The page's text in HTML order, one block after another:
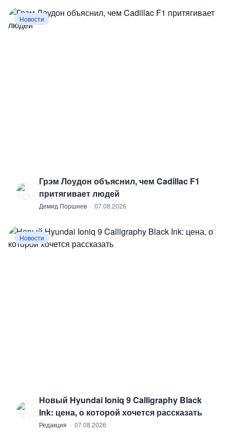
Новости
Д
Грэм Лоудон объяснил, чем Cadillac F1
притягивает людей
Демид Поршнев · 07.08.2026
Новости
Р
Новый Hyundai Ioniq 9 Calligraphy Black
Ink: цена, о которой хочется рассказать
Редакция · 07.08.2026